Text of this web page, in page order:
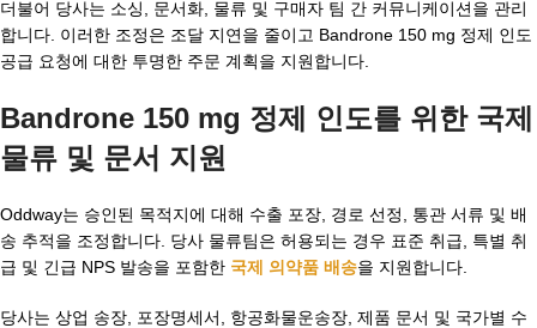
더불어 당사는 소싱, 문서화, 물류 및 구매자 팀 간 커뮤니케이션을 관리
합니다. 이러한 조정은 조달 지연을 줄이고 Bandrone 150 mg 정제 인도
공급 요청에 대한 투명한 주문 계획을 지원합니다.
Bandrone 150 mg 정제 인도를 위한 국제
물류 및 문서 지원
Oddway는 승인된 목적지에 대해 수출 포장, 경로 선정, 통관 서류 및 배
송 추적을 조정합니다. 당사 물류팀은 허용되는 경우 표준 취급, 특별 취
급 및 긴급 NPS 발송을 포함한 국제 의약품 배송을 지원합니다.
당사는 상업 송장, 포장명세서, 항공화물운송장, 제품 문서 및 국가별 수